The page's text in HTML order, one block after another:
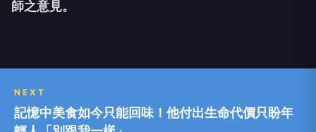
師之意見。
NEXT
記憶中美食如今只能回味！他付出生命代價只盼年